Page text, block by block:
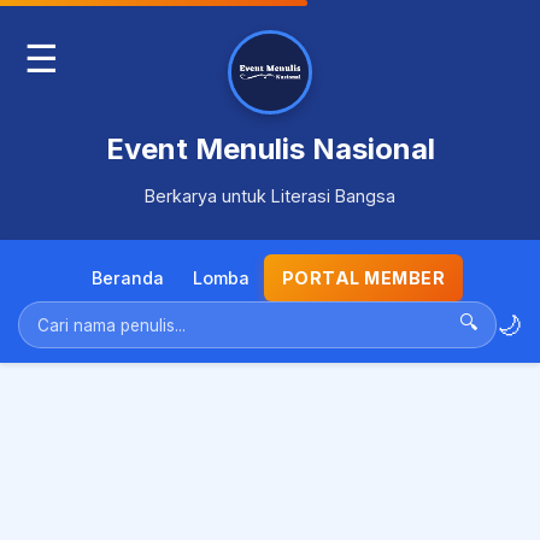
☰
Event Menulis Nasional
Berkarya untuk Literasi Bangsa
Beranda Lomba PORTAL MEMBER
🔍 🌙